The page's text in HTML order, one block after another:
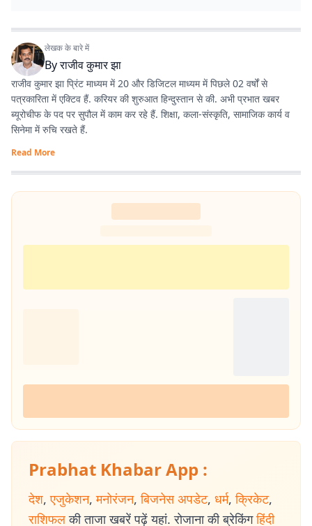
लेखक के बारे में
Byराजीव कुमार झा
राजीव कुमार झा प्रिंट माध्यम में 20 और डिजिटल माध्यम में पिछले 02 वर्षों से
पत्रकारिता में एक्टिव हैं. करियर की शुरुआत हिन्दुस्तान से की. अभी प्रभात खबर
ब्यूरोचीफ के पद पर सुपौल में काम कर रहे हैं. शिक्षा, कला-संस्कृति, सामाजिक कार्य व
सिनेमा में रुचि रखते हैं.
Read More
Prabhat Khabar App :
देश, एजुकेशन, मनोरंजन, बिजनेस अपडेट, धर्म, क्रिकेट,
राशिफल की ताजा खबरें पढ़ें यहां. रोजाना की ब्रेकिंग हिंदी